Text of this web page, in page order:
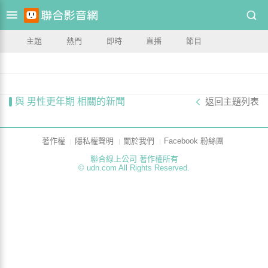
主題 熱門 即時 直播 節目
與 男性更年期 相關的新聞 返回主題列表
著作權 隱私權聲明 關於我們
Facebook 粉絲團
聯合線上公司 著作權所有
© udn.com All Rights Reserved.